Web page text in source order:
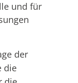
und für
der
die